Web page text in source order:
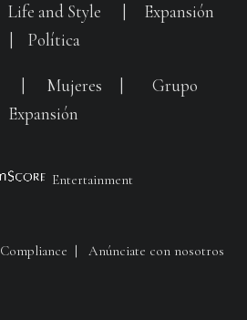
Life and Style
Expansión
Política
Mujeres
Grupo
Expansión
Entertainment
Compliance Anúnciate con nosotros